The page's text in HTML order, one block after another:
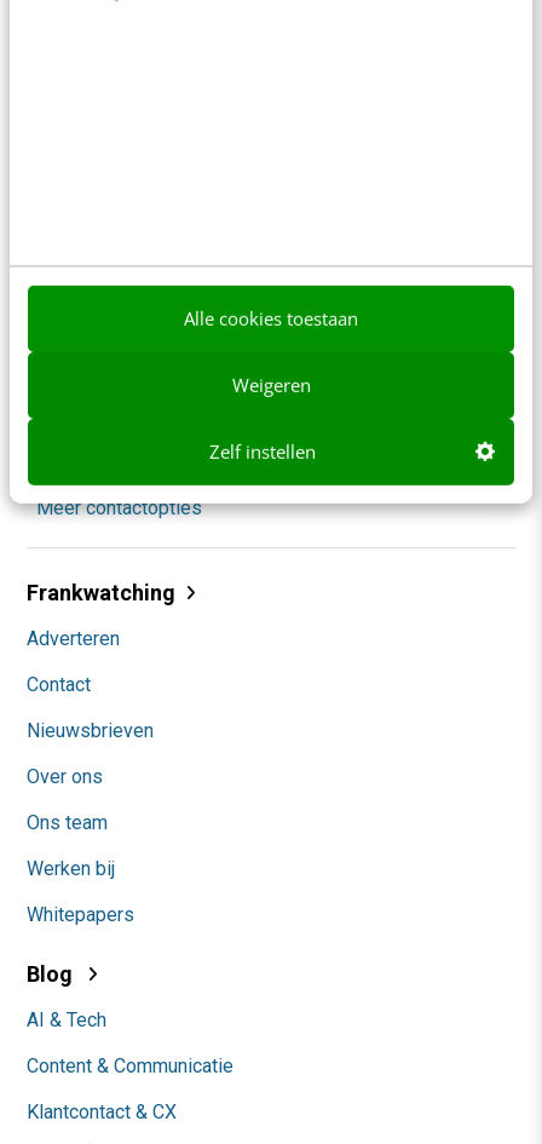
Alle cookies toestaan
Weigeren
Zelf instellen
redactie@frankwatching.com
Meer contactopties
Frankwatching
Adverteren
Contact
Nieuwsbrieven
Over ons
Ons team
Werken bij
Whitepapers
Blog
AI & Tech
Content & Communicatie
Klantcontact & CX